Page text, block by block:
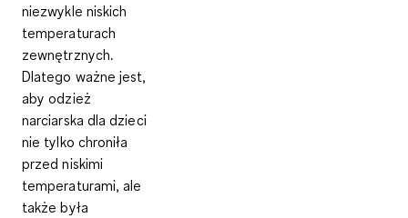
niezwykle niskich
temperaturach
zewnętrznych.
Dlatego ważne jest,
aby odzież
narciarska dla dzieci
nie tylko chroniła
przed niskimi
temperaturami, ale
także była